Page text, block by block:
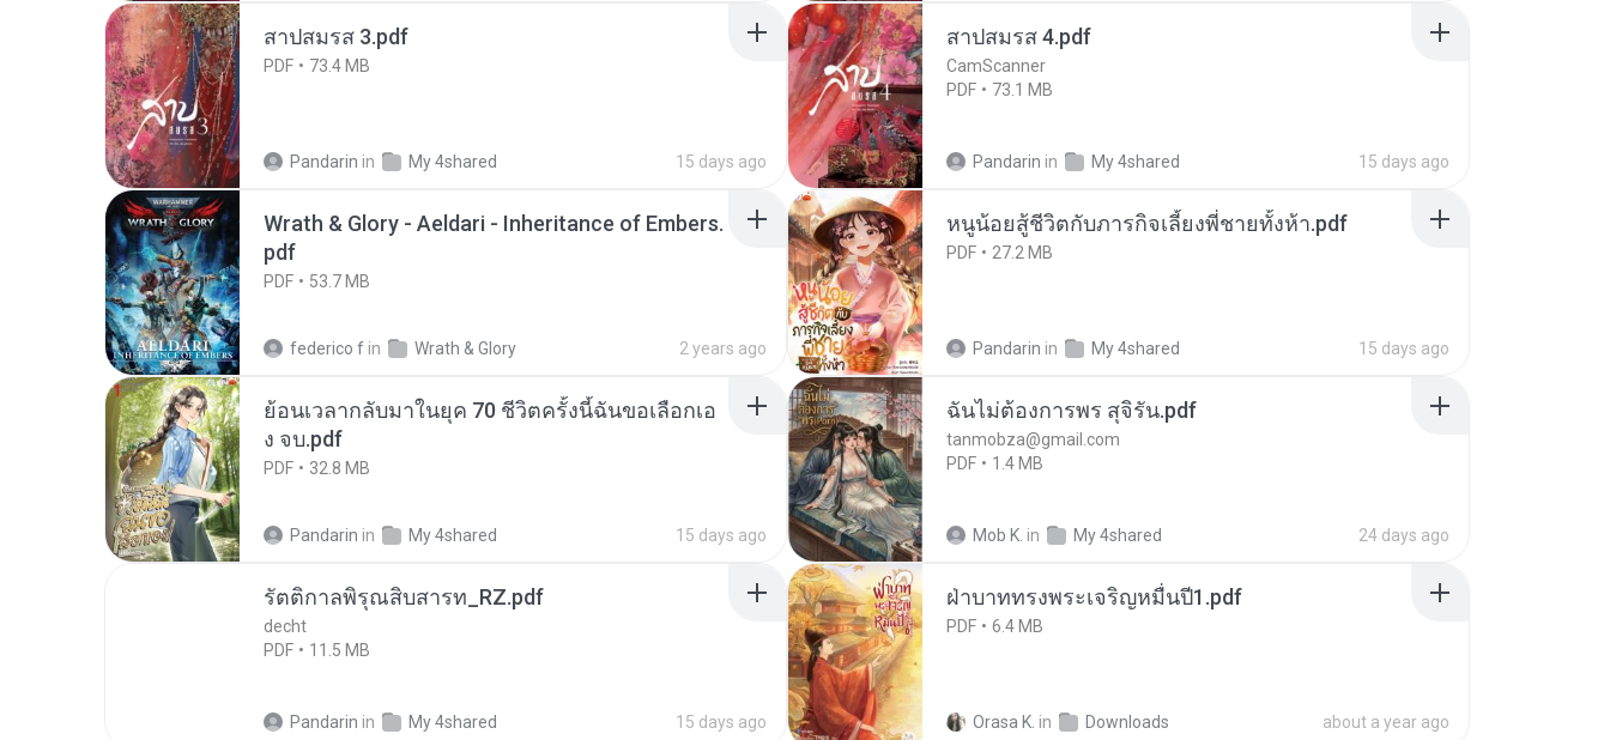
สาปสมรส 3.pdf
PDF 73.4 MB
Pandarin in My 4shared 15 days ago
สาปสมรส 4.pdf
CamScanner
PDF
73.1 MB
Pandarin in My 4shared 15 days ago
Wrath & Glory - Aeldari - Inheritance of Embers.
pdf
PDF 53.7 MB
federico f in Wrath & Glory 2 years ago
หนูน้อยสู้ชีวิตกับภารกิจเลี้ยงพี่ชายทั้งห้า.pdf
PDF 27.2 MB
Pandarin in My 4shared 15 days ago
ย้อนเวลากลับมาในยุค 70 ชีวิตครั้งนี้ฉันขอเลือกเอ
ง จบ.pdf
PDF 32.8 MB
Pandarin in My 4shared 15 days ago
ฉันไม่ต้องการพร สุจิรัน.pdf
tanmobza@gmail.com
PDF
1.4 MB
Mob K. in My 4shared 24 days ago
รัตติกาลพิรุณสิบสารท_RZ.pdf
decht
PDF
11.5 MB
Pandarin in My 4shared 15 days ago
ฝ่าบาททรงพระเจริญหมื่นปี1.pdf
PDF 6.4 MB
Orasa K. in Downloads about a year ago